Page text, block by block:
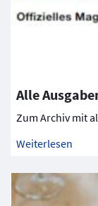
Alle
Zum Archiv mit
Weiterlesen